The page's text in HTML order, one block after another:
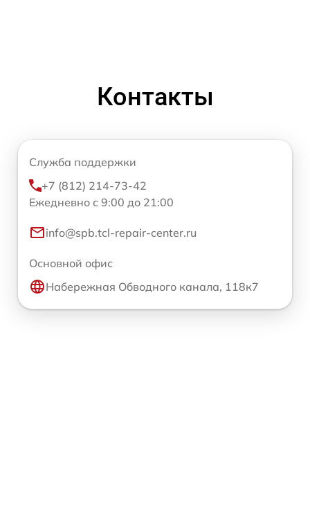
Контакты
Служба поддержки
+7 (812) 214-73-42
Ежедневно с 9:00 до 21:00
info@spb.tcl-repair-center.ru
Основной офис
Набережная Обводного канала, 118к7